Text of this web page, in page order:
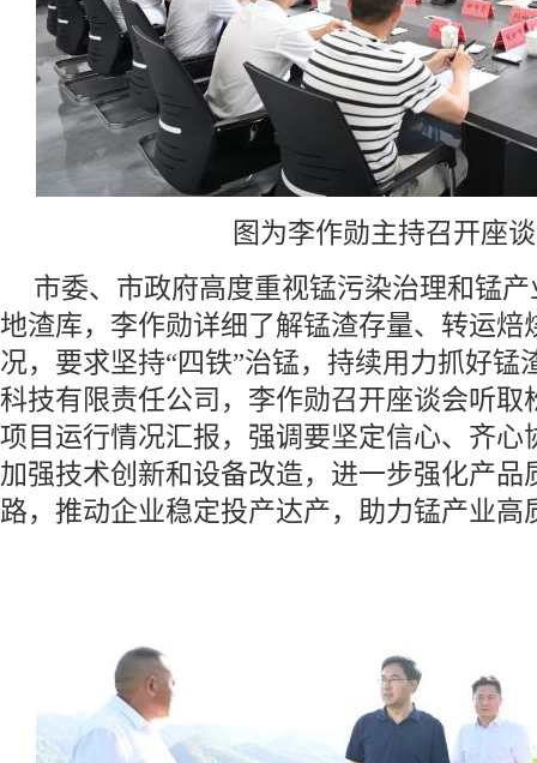
图为李作勋主持召开座
市委、市政府高度重视锰污染治理和锰
地渣库，李作勋详细了解锰渣存量、转运焙
况，要求坚持“四铁”治锰，持续用力抓好锰
科技有限责任公司，李作勋召开座谈会听取
项目运行情况汇报，强调要坚定信心、齐心
加强技术创新和设备改造，进一步强化产品
路，推动企业稳定投产达产，助力锰产业高